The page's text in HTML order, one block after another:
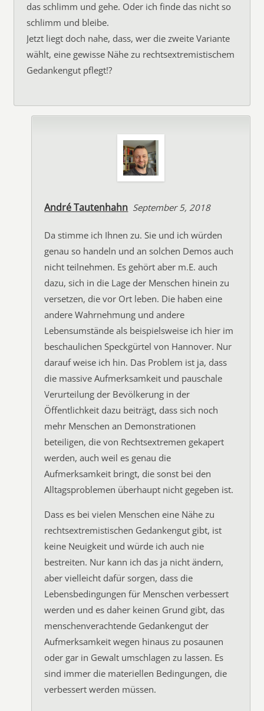
das schlimm und gehe. Oder ich finde das nicht so
schlimm und bleibe.
Jetzt liegt doch nahe, dass, wer die zweite Variante
wählt, eine gewisse Nähe zu rechtsextremistischem
Gedankengut pflegt!?
André Tautenhahn September 5, 2018
Da stimme ich Ihnen zu. Sie und ich würden
genau so handeln und an solchen Demos auch
nicht teilnehmen. Es gehört aber m.E. auch
dazu, sich in die Lage der Menschen hinein zu
versetzen, die vor Ort leben. Die haben eine
andere Wahrnehmung und andere
Lebensumstände als beispielsweise ich hier im
beschaulichen Speckgürtel von Hannover. Nur
darauf weise ich hin. Das Problem ist ja, dass
die massive Aufmerksamkeit und pauschale
Verurteilung der Bevölkerung in der
Öffentlichkeit dazu beiträgt, dass sich noch
mehr Menschen an Demonstrationen
beteiligen, die von Rechtsextremen gekapert
werden, auch weil es genau die
Aufmerksamkeit bringt, die sonst bei den
Alltagsproblemen überhaupt nicht gegeben ist.
Dass es bei vielen Menschen eine Nähe zu
rechtsextremistischen Gedankengut gibt, ist
keine Neuigkeit und würde ich auch nie
bestreiten. Nur kann ich das ja nicht ändern,
aber vielleicht dafür sorgen, dass die
Lebensbedingungen für Menschen verbessert
werden und es daher keinen Grund gibt, das
menschenverachtende Gedankengut der
Aufmerksamkeit wegen hinaus zu posaunen
oder gar in Gewalt umschlagen zu lassen. Es
sind immer die materiellen Bedingungen, die
verbessert werden müssen.